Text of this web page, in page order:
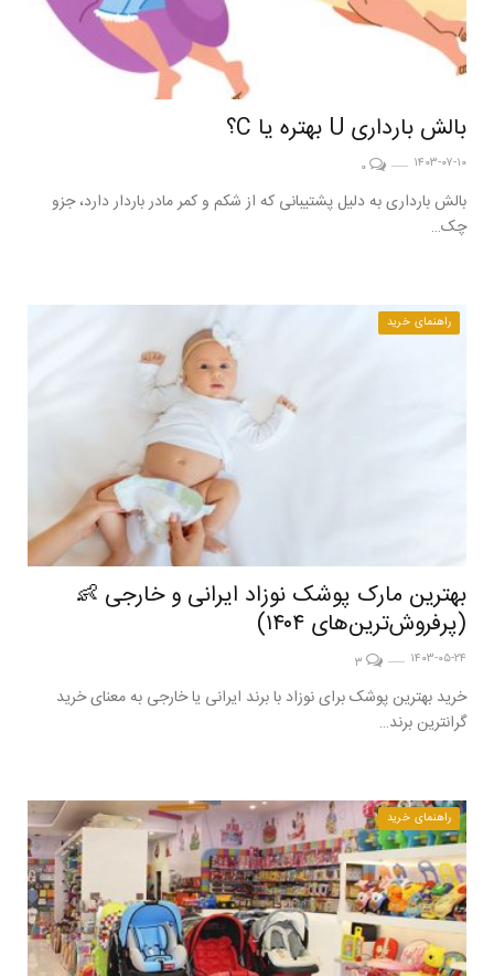
بالش بارداری U بهتره یا C؟
۱۴۰۳-۰۷-۱۰
بالش بارداری به دلیل پشتیبانی که از شکم و کمر مادر باردار دارد، جزو
چک…
راهنمای خرید
بهترین مارک پوشک نوزاد ایرانی و خارجی 👶
(پرفروش‌ترین‌های ۱۴۰۴)
۱۴۰۳-۰۵-۲۴
خرید بهترین پوشک برای نوزاد با برند ایرانی یا خارجی به معنای خرید
گرانترین برند…
راهنمای خرید